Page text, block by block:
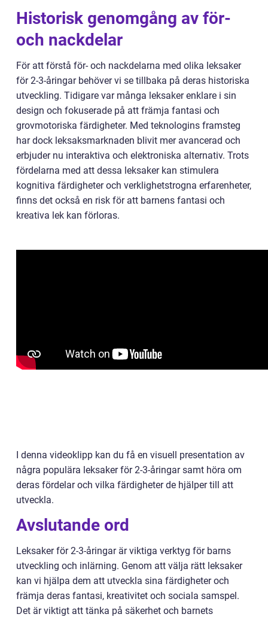
Historisk genomgång av för-
och nackdelar
För att förstå för- och nackdelarna med olika leksaker
för 2-3-åringar behöver vi se tillbaka på deras historiska
utveckling. Tidigare var många leksaker enklare i sin
design och fokuserade på att främja fantasi och
grovmotoriska färdigheter. Med teknologins framsteg
har dock leksaksmarknaden blivit mer avancerad och
erbjuder nu interaktiva och elektroniska alternativ. Trots
fördelarna med att dessa leksaker kan stimulera
kognitiva färdigheter och verklighetstrogna erfarenheter,
finns det också en risk för att barnens fantasi och
kreativa lek kan förloras.
I denna videoklipp kan du få en visuell presentation av
några populära leksaker för 2-3-åringar samt höra om
deras fördelar och vilka färdigheter de hjälper till att
utveckla.
Avslutande ord
Leksaker för 2-3-åringar är viktiga verktyg för barns
utveckling och inlärning. Genom att välja rätt leksaker
kan vi hjälpa dem att utveckla sina färdigheter och
främja deras fantasi, kreativitet och sociala samspel.
Det är viktigt att tänka på säkerhet och barnets